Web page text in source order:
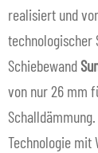
realisiert und
Schiebewand
von nur 26 mm
Technologie mit